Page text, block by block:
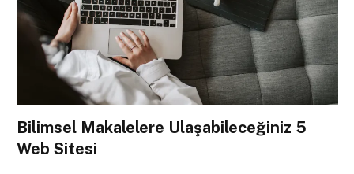
Bilimsel Makalelere Ulaşabileceğiniz 5
Web Sitesi